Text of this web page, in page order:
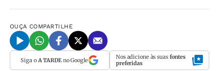
OUÇA COMPARTILHE
Siga o A TARDEno Google Nos adicione às suas fontes
preferidas